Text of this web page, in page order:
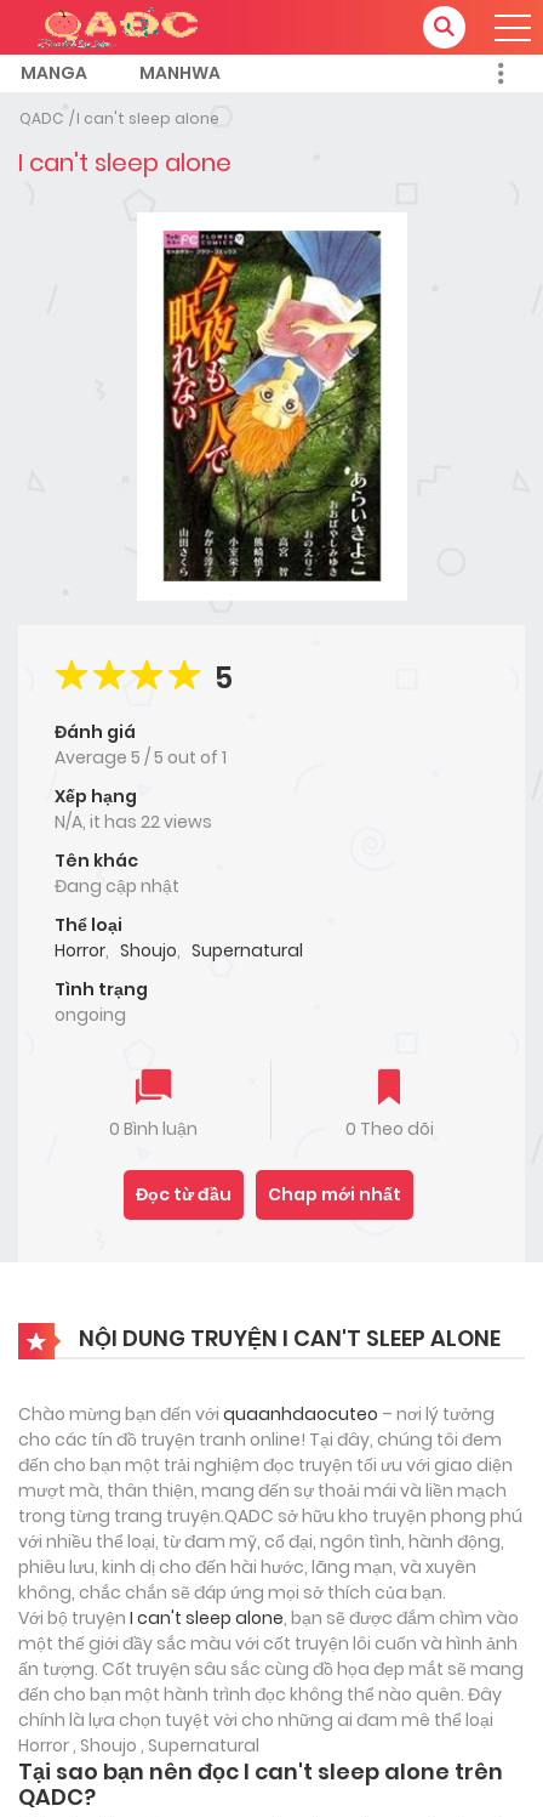
MANGA MANHWA
QADC I can't sleep alone
I can't sleep alone
5
Đánh giá
Average 5 /5 out of 1
Xếp hạng
N/A, it has 22 views
Tên khác
Đang cập nhật
Thể loại
Horror, Shoujo, Supernatural
Tình trạng
ongoing
0 Bình luận 0 Theo dõi
Đọc từ đầu Chap mới nhất
NỘI DUNG TRUYỆN I CAN'T SLEEP ALONE
Chào mừng bạn đến với quaanhdaocuteo – nơi lý tưởng
cho các tín đồ truyện tranh online! Tại đây, chúng tôi đem
đến cho bạn một trải nghiệm đọc truyện tối ưu với giao diện
mượt mà, thân thiện, mang đến sự thoải mái và liền mạch
trong từng trang truyện.QADC sở hữu kho truyện phong phú
với nhiều thể loại, từ đam mỹ, cổ đại, ngôn tình, hành động,
phiêu lưu, kinh dị cho đến hài hước, lãng mạn, và xuyên
không, chắc chắn sẽ đáp ứng mọi sở thích của bạn.
Với bộ truyện I can't sleep alone, bạn sẽ được đắm chìm vào
một thế giới đầy sắc màu với cốt truyện lôi cuốn và hình ảnh
ấn tượng. Cốt truyện sâu sắc cùng đồ họa đẹp mắt sẽ mang
đến cho bạn một hành trình đọc không thể nào quên. Đây
chính là lựa chọn tuyệt vời cho những ai đam mê thể loại
Horror , Shoujo , Supernatural
Tại sao bạn nên đọc I can't sleep alone trên
QADC?